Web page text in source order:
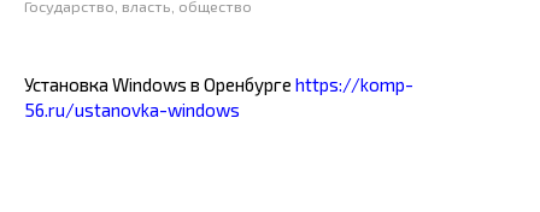
Государство, власть, общество
Установка Windows в Оренбурге https://komp-
56.ru/ustanovka-windows